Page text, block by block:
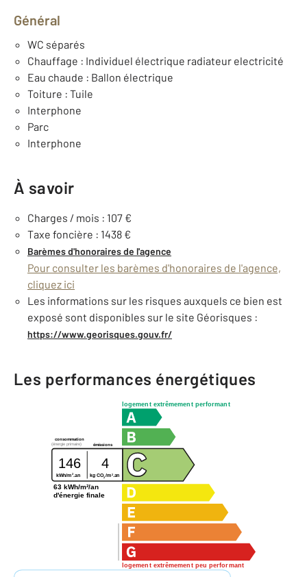
Général
WC séparés
Chauffage : Individuel électrique radiateur electricité
Eau chaude : Ballon électrique
Toiture : Tuile
Interphone
Parc
Interphone
À savoir
Charges / mois : 107 €
Taxe foncière : 1438 €
Barèmes d'honoraires de l'agence
Pour consulter les barèmes d'honoraires de l'agence,
cliquez ici
Les informations sur les risques auxquels ce bien est
exposé sont disponibles sur le site Géorisques :
https://www.georisques.gouv.fr/
Les performances énergétiques
logement extrêmement performant
logement extrêmement peu performant
consommation
émissions
(énergie primaire)
146 4
kWh/m 2 .an kg CO2/m2.an
63 kWh/m²/an
d'énergie finale